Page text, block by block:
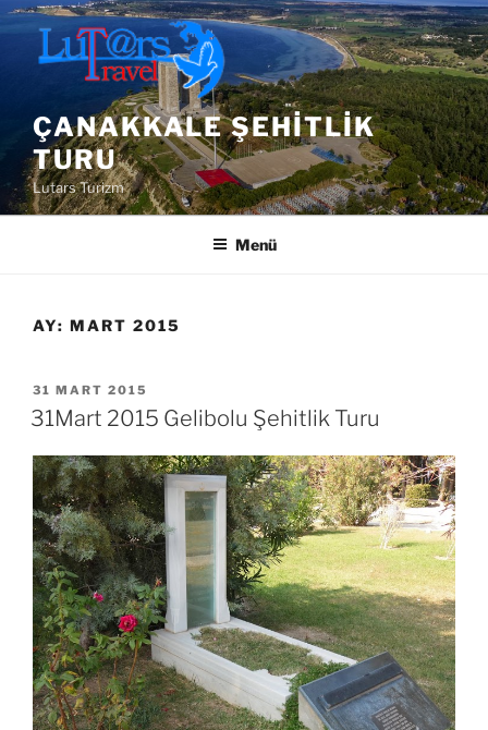
İçeriğe
geç
ÇANAKKALE ŞEHITLIK
TURU
Lutars Turizm
Menü
AY: MART 2015
YAYIM
TARIHI
31 MART 2015
31Mart 2015 Gelibolu Şehitlik Turu